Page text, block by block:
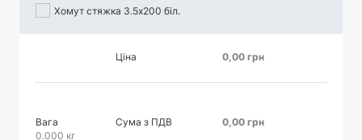
Хомут стяжка 3.5х200 біл.
Ціна 0,00 грн
Вага
0.000 кг
Сума з ПДВ 0,00 грн